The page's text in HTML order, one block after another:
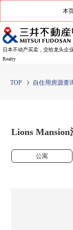
本
日本不动产买卖，交给龙头企
Realty
TOP 自住用房源查
Lions
公寓